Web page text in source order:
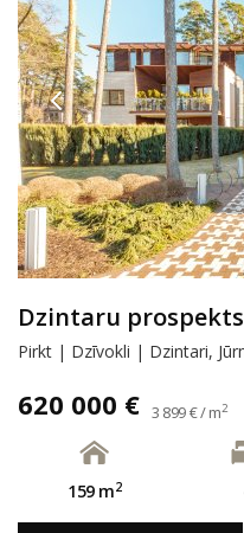
Dzintaru
Pirkt | Dzīvokli | Dzintari,
620 000 € 3 899 € / m2
159 m2